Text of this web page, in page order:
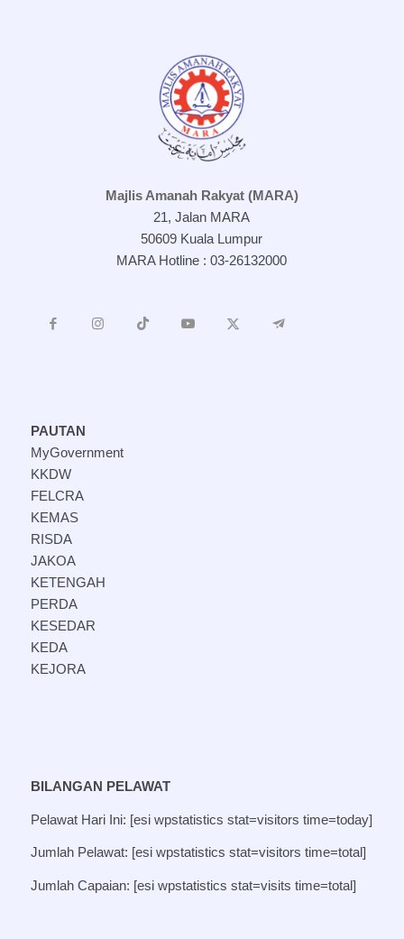
Majlis Amanah Rakyat (MARA)
21, Jalan MARA
50609 Kuala Lumpur
MARA Hotline : 03-26132000
PAUTAN
MyGovernment
KKDW
FELCRA
KEMAS
RISDA
JAKOA
KETENGAH
PERDA
KESEDAR
KEDA
KEJORA
BILANGAN PELAWAT
Pelawat Hari Ini: [esi wpstatistics stat=visitors time=today]
Jumlah Pelawat: [esi wpstatistics stat=visitors time=total]
Jumlah Capaian: [esi wpstatistics stat=visits time=total]